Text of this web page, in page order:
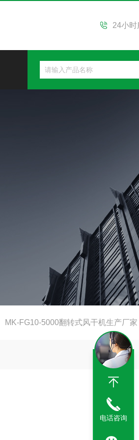
24小
MK-FG10-5000翻转式风干机生产厂
电话咨询